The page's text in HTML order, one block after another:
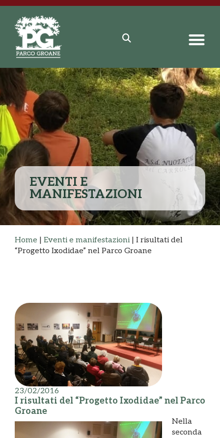
EVENTI E
MANIFESTAZIONI
Home | Eventi e manifestazioni | I risultati del
“Progetto Ixodidae” nel Parco Groane
23/02/2016
I risultati del “Progetto Ixodidae” nel Parco
Groane
Nella
seconda